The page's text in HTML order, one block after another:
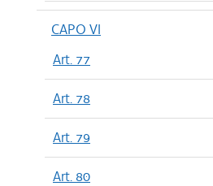
CAPO VI
Art. 77
Art. 78
Art. 79
Art. 80